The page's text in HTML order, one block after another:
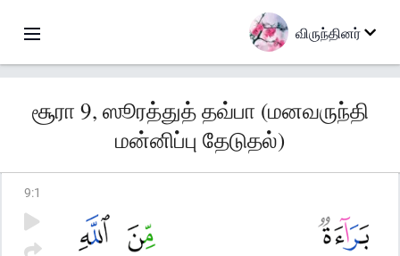
விருந்தினர்
சூரா 9, ஸூரத்துத் தவ்பா (மனவருந்தி
மன்னிப்பு தேடுதல்)
9:1